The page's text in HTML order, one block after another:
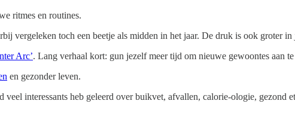
ritmes en routines.
vergeleken toch een beetje als midden in het jaar. De druk is ook groter
Arc’. Lang verhaal kort: gun jezelf meer tijd om nieuwe gewoontes aan
en gezonder leven.
interessants heb geleerd over buikvet, afvallen, calorie-ologie, gezond